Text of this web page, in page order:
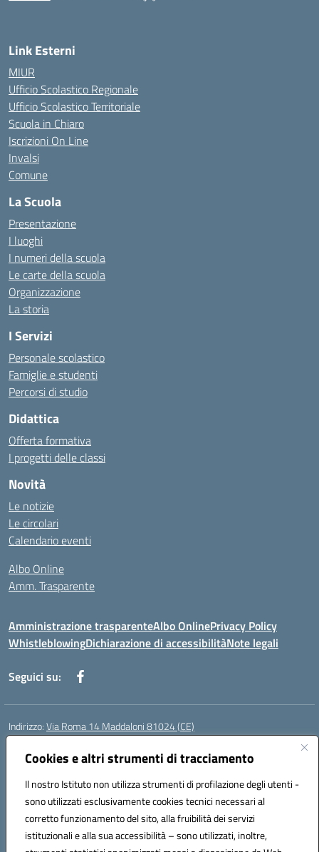
Cookies e altri strumenti di tracciamento
Il nostro Istituto non utilizza strumenti di profilazione degli utenti -
sono utilizzati esclusivamente cookies tecnici necessari al
corretto funzionamento del sito, alla fruibilità dei servizi
istituzionali e alla sua accessibilità – sono utilizzati, inoltre,
Link Esterni
MIUR
Ufficio Scolastico Regionale
Ufficio Scolastico Territoriale
Scuola in Chiaro
Iscrizioni On Line
Invalsi
Comune
La Scuola
Presentazione
I luoghi
I numeri della scuola
Le carte della scuola
Organizzazione
La storia
I Servizi
Personale scolastico
Famiglie e studenti
Percorsi di studio
Didattica
Offerta formativa
I progetti delle classi
Novità
Le notizie
Le circolari
Calendario eventi
Albo Online
Amm. Trasparente
Amministrazione trasparenteAlbo OnlinePrivacy Policy
WhistleblowingDichiarazione di accessibilitàNote legali
Seguici su:
Indirizzo:Via Roma 14 Maddaloni 81024 (CE)
Centralino:
Posta elettronica certificata (PEC):ceic8an00r@pec.istruzione.it
Codice fiscale: 80006190617
Codice meccanografico:CEIC8AN00R
Codice Indice delle Pubbliche Amministrazioni (IPA): icmvce
Codice unico di fatturazione (CUF): UFORSV